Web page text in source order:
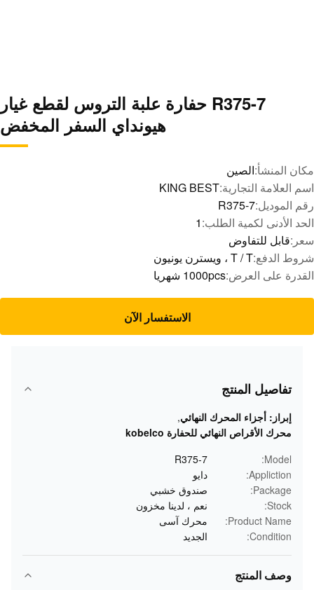
R375-7 حفارة علبة التروس لقطع غيار
هيونداي السفر المخفض
مكان المنشأ:الصين
اسم العلامة التجارية:KING BEST
رقم الموديل:R375-7
الحد الأدنى لكمية الطلب:1
سعر:قابل للتفاوض
شروط الدفع:T / T ، ويسترن يونيون
القدرة على العرض:1000pcs شهريا
الاستفسار الآن
تفاصيل المنتج
إبراز: أجزاء المحرك النهائي,
محرك الأقراص النهائي للحفارة kobelco
Model:
R375-7
Appliction:
دايو
Package:
صندوق خشبي
Stock:
نعم ، لدينا مخزون
Product Name:
محرك آسى
Condition:
الجديد
وصف المنتج